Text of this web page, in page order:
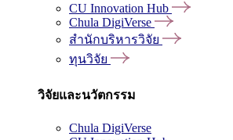
CU Innovation Hub
Chula DigiVerse
สำนักบริหารวิจัย
ทุนวิจัย
วิจัยและนวัตกรรม
Chula DigiVerse